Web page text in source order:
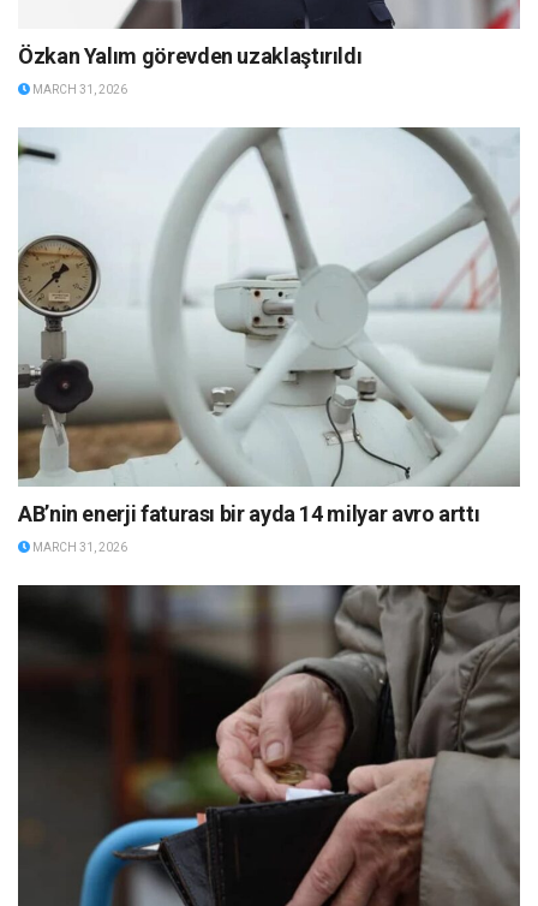
Özkan Yalım görevden uzaklaştırıldı
MARCH 31, 2026
AB’nin enerji faturası bir ayda 14 milyar avro arttı
MARCH 31, 2026